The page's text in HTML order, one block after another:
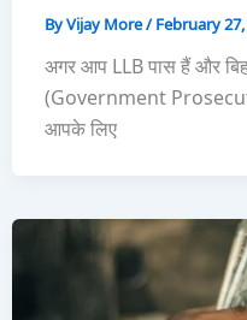
ByVijay More/February
अगर आप LLB पास हैं और
(Government
आपके लिए